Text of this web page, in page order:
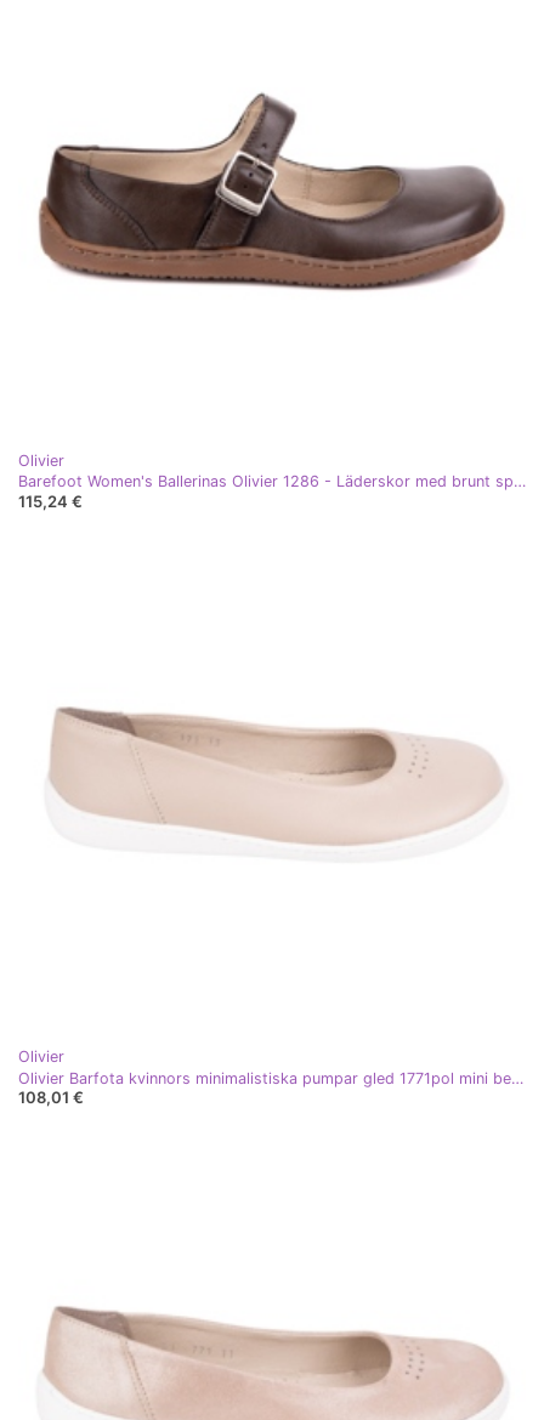
Olivier
Barefoot Women's Ballerinas Olivier 1286 - Läderskor med brunt spänne
115,24 €
Olivier
Olivier Barfota kvinnors minimalistiska pumpar gled 1771pol mini beige
108,01 €